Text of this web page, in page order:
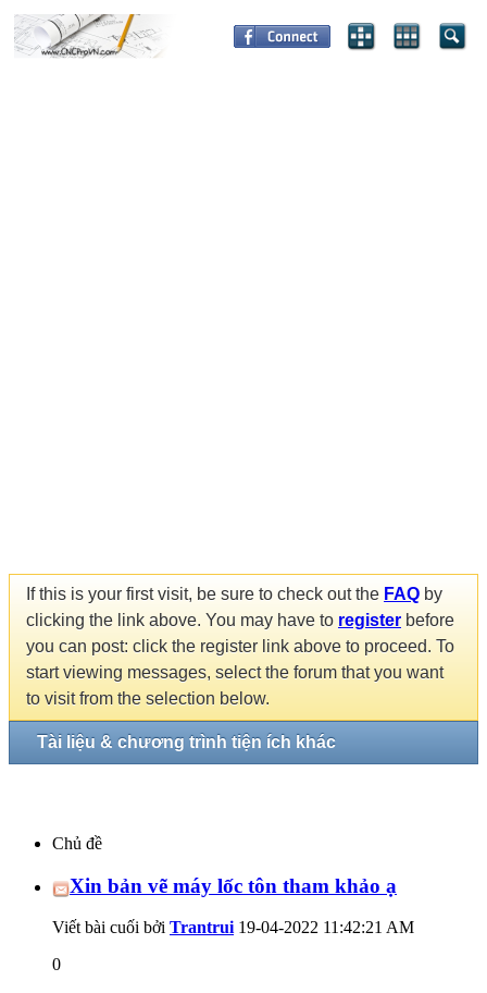
If this is your first visit, be sure to check out the FAQ by
clicking the link above. You may have to register before
you can post: click the register link above to proceed. To
start viewing messages, select the forum that you want
to visit from the selection below.
Tài liệu & chương trình tiện ích khác
Chủ đề
Xin bản vẽ máy lốc tôn tham khảo ạ
Viết bài cuối bởi Trantrui 19-04-2022 11:42:21 AM
0